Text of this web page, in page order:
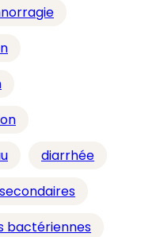
diarrhée
bactériennes